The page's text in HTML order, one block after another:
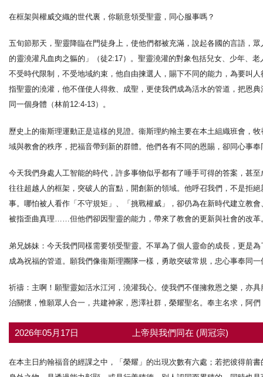
在框架與權威交織的世代裏，你願意領受聖靈，同心服事嗎？
五旬節那天，聖靈降臨在門徒身上，使他們都被充滿，說起各國的言語，
的靈澆灌凡血肉之軀的」（徒2:17）。聖靈澆灌的對象包括兒女、少年、
不受時代限制，不受地域約束，他自由揀選人，賜下不同的能力，為要叫
指聖靈的澆灌，他不僅使人得救、成聖，更使我們成為活水的管道，把恩
同一個身體（林前12:4-13）。
歷史上的衞斯理運動正是這樣的見證。衞斯理約翰主要在本土組織班會，
域與教會的秩序，把福音帶到新的群體。他們各有不同的恩賜，卻同心事
今天我們身處人工智能的時代，許多事物似乎都有了唾手可得的答案，甚
往往超越人的框架，突破人的盲點，開創新的領域。他呼召我們，不是拒
事。哪怕被人看作「不守規矩」、「挑戰權威」，卻仍為在新時代建立教
被指歪曲真理……但他們卻因聖靈的能力，帶來了教會的更新與社會的改革
弟兄姊妹：今天我們同樣需要領受聖靈。不單為了個人靈命的成長，更是
成為祝福的管道。願我們像衞斯理團隊一樣，勇敢突破常規，忠心事奉同
祈禱：主啊！願聖靈如活水江河，澆灌我心。使我們不僅擁救恩之樂，亦
治關懷，惟願眾人合一，共建神家，恩澤社群，榮耀聖名。奉主名求，阿們
2026年05月17日 上帝與我們同在 (周冠宗)
在本主日約翰福音的經課之中，「榮耀」的出現次數有六處；若把彼得前